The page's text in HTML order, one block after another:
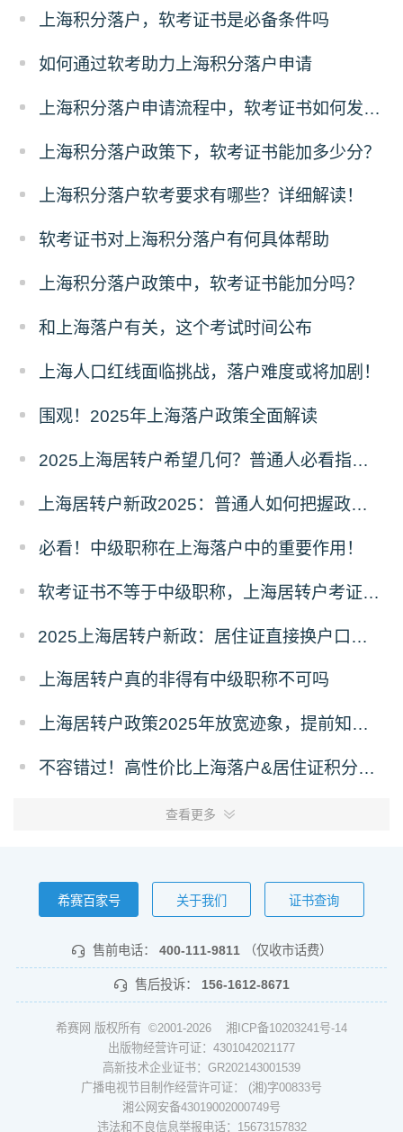
上海积分落户，软考证书是必备条件吗
如何通过软考助力上海积分落户申请
上海积分落户申请流程中，软考证书如何发挥作用？
上海积分落户政策下，软考证书能加多少分？
上海积分落户软考要求有哪些？详细解读！
软考证书对上海积分落户有何具体帮助
上海积分落户政策中，软考证书能加分吗？
和上海落户有关，这个考试时间公布
上海人口红线面临挑战，落户难度或将加剧！
围观！2025年上海落户政策全面解读
2025上海居转户希望几何？普通人必看指南！
上海居转户新政2025：普通人如何把握政策，实现落户梦想？
必看！中级职称在上海落户中的重要作用！
软考证书不等于中级职称，上海居转户考证还值得吗？
2025上海居转户新政：居住证直接换户口？社保要求大降！
上海居转户真的非得有中级职称不可吗
上海居转户政策2025年放宽迹象，提前知晓！
不容错过！高性价比上海落户&居住证积分策略
查看更多
希赛百家号 关于我们 证书查询
售前电话： 400-111-9811 （仅收市话费）
售后投诉： 156-1612-8671
希赛网 版权所有 ©2001-2026 湘ICP备10203241号-14
出版物经营许可证：4301042021177
高新技术企业证书：GR202143001539
广播电视节目制作经营许可证： (湘)字00833号
湘公网安备43019002000749号
违法和不良信息举报电话：15673157832